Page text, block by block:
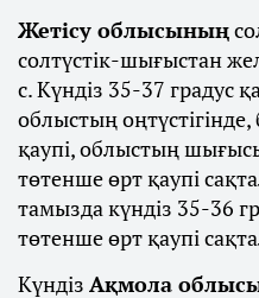
Жетісу облысының
солтүстік-шығыстан
с. Күндіз 35-37 градус
облыстың
қаупі, облыстың
төтенше өрт қаупі
тамызда күндіз 35-36
төтенше өрт қаупі
Күндіз Ақмола